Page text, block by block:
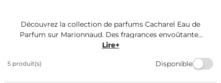
Découvrez la collection de parfums Cacharel Eau de
Parfum sur Marionnaud. Des fragrances envoûtantes
pour hommes et femmes. Trouvez votre signature
Commandez dès maintenant et profitez de la livraison
Lire+
5 produit(s) Disponible